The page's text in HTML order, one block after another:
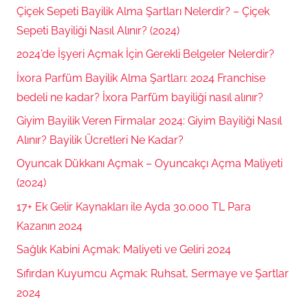
Çiçek Sepeti Bayilik Alma Şartları Nelerdir? – Çiçek
Sepeti Bayiliği Nasıl Alınır? (2024)
2024’de İşyeri Açmak İçin Gerekli Belgeler Nelerdir?
İxora Parfüm Bayilik Alma Şartları: 2024 Franchise
bedeli ne kadar? İxora Parfüm bayiliği nasıl alınır?
Giyim Bayilik Veren Firmalar 2024: Giyim Bayiliği Nasıl
Alınır? Bayilik Ücretleri Ne Kadar?
Oyuncak Dükkanı Açmak – Oyuncakçı Açma Maliyeti
(2024)
17+ Ek Gelir Kaynakları ile Ayda 30.000 TL Para
Kazanın 2024
Sağlık Kabini Açmak: Maliyeti ve Geliri 2024
Sıfırdan Kuyumcu Açmak: Ruhsat, Sermaye ve Şartlar
2024